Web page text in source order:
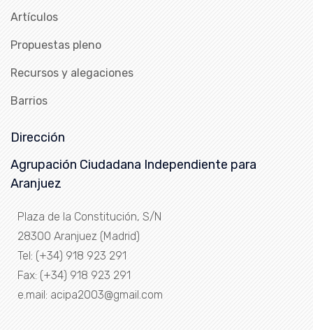
Artículos
Propuestas pleno
Recursos y alegaciones
Barrios
Dirección
Agrupación Ciudadana Independiente para
Aranjuez
Plaza de la Constitución, S/N
28300 Aranjuez (Madrid)
Tel: (+34) 918 923 291
Fax: (+34) 918 923 291
e.mail: acipa2003@gmail.com